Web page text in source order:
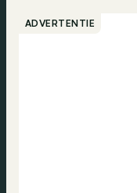
ADVERTENTIE